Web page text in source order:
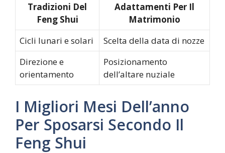
Tradizioni Del
Feng Shui
Adattamenti Per Il
Matrimonio
Cicli lunari e solari
Scelta della data di nozze
Direzione e
orientamento
Posizionamento
dell’altare nuziale
I Migliori Mesi Dell’anno
Per Sposarsi Secondo Il
Feng Shui